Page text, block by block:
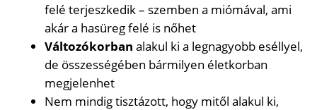
felé terjeszkedik – szemben a miómával, ami
akár a hasüreg felé is nőhet
Változókorban alakul ki a legnagyobb eséllyel,
de összességében bármilyen életkorban
megjelenhet
Nem mindig tisztázott, hogy mitől alakul ki,